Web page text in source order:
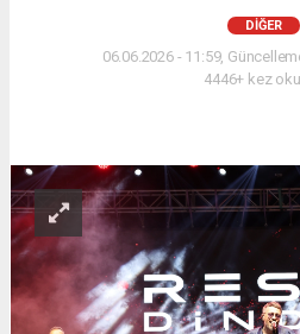
DİĞER
06.06.2026 - 11:59,
4446+ kez